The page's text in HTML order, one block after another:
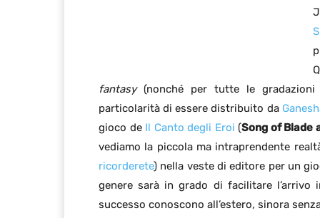
fantasy(nonché per tutte le gradazioni
particolarità di essere distribuito da
gioco de Il Canto degli Eroi (Song of Blade
vediamo la piccola ma intraprendente
ricorderete) nella veste di editore per un
genere sarà in grado di facilitare
successo conoscono all’estero, sinora